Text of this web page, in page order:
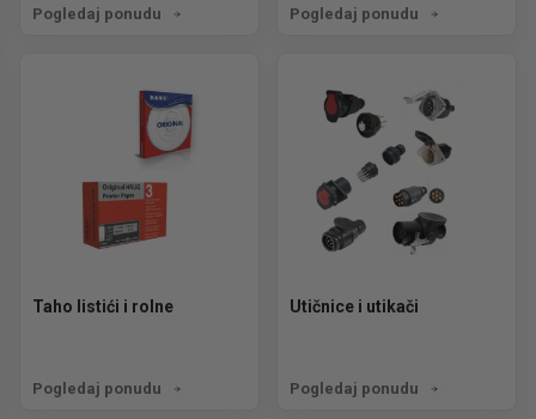
Pogledaj ponudu Pogledaj ponudu
Taho listići i rolne
Pogledaj ponudu
Utičnice i utikači
Pogledaj ponudu